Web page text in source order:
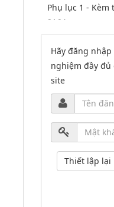
Lượt xem:2044 |
Phụ lục 2 - Kèm
2164
Lượt xem:1999
PL3-
Phụ lục 3 -
2164
Hãy đăng
nghiệm đầy đủ
site